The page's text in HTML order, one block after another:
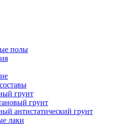
полы
грунт
грунт
антистатический грунт
лаки